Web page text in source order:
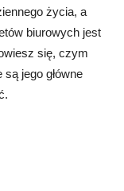
życia, a
biurowych jest
się, czym
jego główne